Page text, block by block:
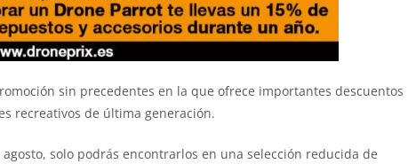
sin precedentes en la que ofrece importantes descuentos
recreativos de última generación.
solo podrás encontrarlos en una selección reducida de